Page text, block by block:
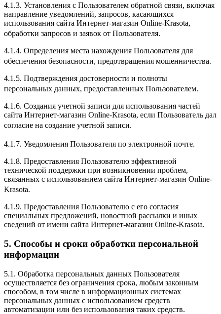
4.1.3. Установления с Пользователем обратной связи, включая
направление уведомлений, запросов, касающихся
использования сайта Интернет-магазин Online-Krasota,
обработки запросов и заявок от Пользователя.
4.1.4. Определения места нахождения Пользователя для
обеспечения безопасности, предотвращения мошенничества.
4.1.5. Подтверждения достоверности и полноты
персональных данных, предоставленных Пользователем.
4.1.6. Создания учетной записи для использования частей
сайта Интернет-магазин Online-Krasota, если Пользователь дал
согласие на создание учетной записи.
4.1.7. Уведомления Пользователя по электронной почте.
4.1.8. Предоставления Пользователю эффективной
технической поддержки при возникновении проблем,
связанных с использованием сайта Интернет-магазин Online-
Krasota.
4.1.9. Предоставления Пользователю с его согласия
специальных предложений, новостной рассылки и иных
сведений от имени сайта Интернет-магазин Online-Krasota.
5. Способы и сроки обработки персональной
информации
5.1. Обработка персональных данных Пользователя
осуществляется без ограничения срока, любым законным
способом, в том числе в информационных системах
персональных данных с использованием средств
автоматизации или без использования таких средств.